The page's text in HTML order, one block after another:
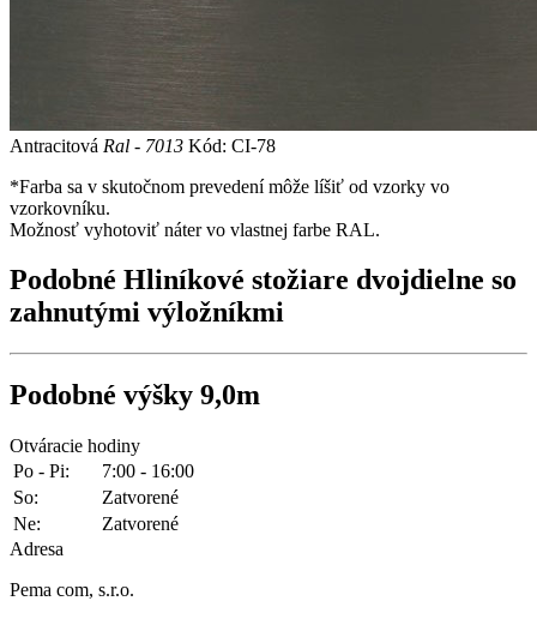
Antracitová Ral - 7013 Kód: CI-78
*Farba sa v skutočnom prevedení môže líšiť od vzorky vo
vzorkovníku.
Možnosť vyhotoviť náter vo vlastnej farbe RAL.
Podobné Hliníkové stožiare dvojdielne so
zahnutými výložníkmi
Podobné výšky 9,0m
Otváracie hodiny
Po - Pi:
7:00 - 16:00
So:
Zatvorené
Ne:
Zatvorené
Adresa
Pema com, s.r.o.